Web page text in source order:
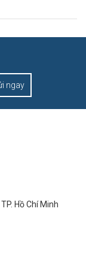
ngay
Hồ Chí Minh